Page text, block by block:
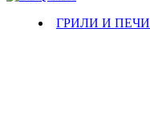
ГРИЛИ И ПЕЧИ